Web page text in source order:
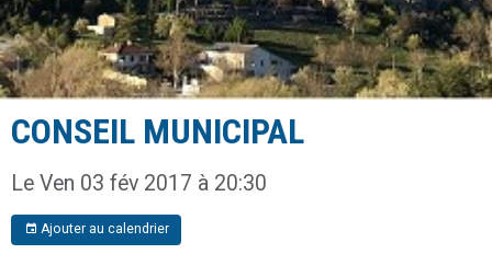
CONSEIL MUNICIPAL
Le Ven 03 fév 2017 à 20:30
Ajouter au calendrier